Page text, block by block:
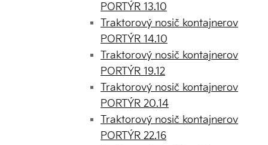
PORTÝR 13.10
Traktorový nosič kontajnerov
PORTÝR 14.10
Traktorový nosič kontajnerov
PORTÝR 19.12
Traktorový nosič kontajnerov
PORTÝR 20.14
Traktorový nosič kontajnerov
PORTÝR 22.16